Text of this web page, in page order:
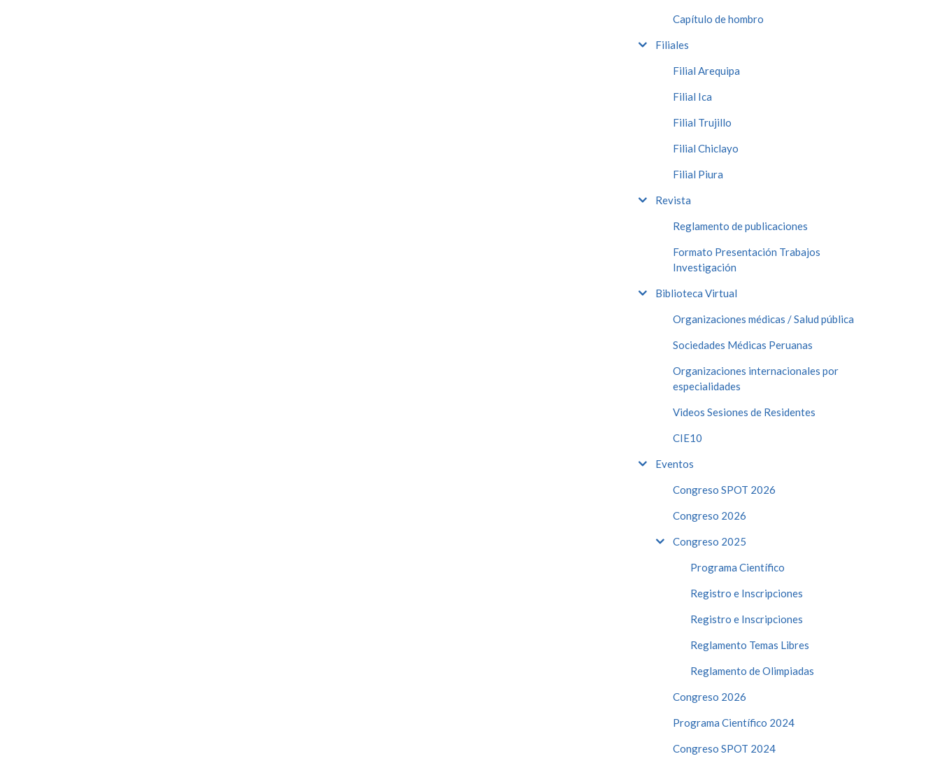
Capítulo de hombro
Filiales
Filial Arequipa
Filial Ica
Filial Trujillo
Filial Chiclayo
Filial Piura
Revista
Reglamento de publicaciones
Formato Presentación Trabajos
Investigación
Biblioteca Virtual
Organizaciones médicas / Salud pública
Sociedades Médicas Peruanas
Organizaciones internacionales por
especialidades
Videos Sesiones de Residentes
CIE10
Eventos
Congreso SPOT 2026
Congreso 2026
Congreso 2025
Programa Científico
Registro e Inscripciones
Registro e Inscripciones
Reglamento Temas Libres
Reglamento de Olimpiadas
Congreso 2026
Programa Científico 2024
Congreso SPOT 2024